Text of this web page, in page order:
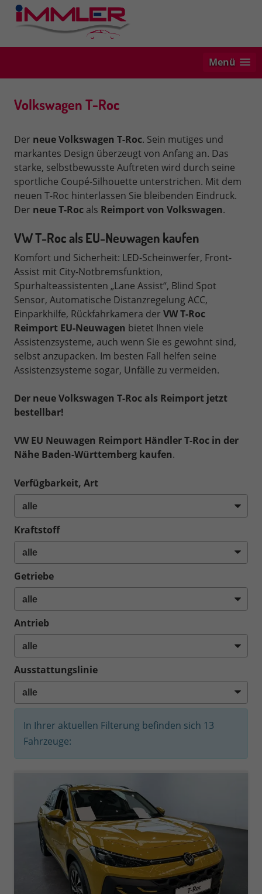
Menü
Volkswagen T-Roc
Der neue Volkswagen T-Roc. Sein mutiges und
markantes Design überzeugt von Anfang an. Das
starke, selbstbewusste Auftreten wird durch seine
sportliche Coupé-Silhouette unterstrichen. Mit dem
neuen T-Roc hinterlassen Sie bleibenden Eindruck.
Der neueT-Roc als Reimport von Volkswagen.
VW T-Roc als EU-Neuwagen kaufen
Komfort und Sicherheit: LED-Scheinwerfer, Front-
Assist mit City-Notbremsfunktion,
Spurhalteassistenten „Lane Assist“, Blind Spot
Sensor, Automatische Distanzregelung ACC,
Einparkhilfe, Rückfahrkamera der VW T-Roc
Reimport EU-Neuwagen bietet Ihnen viele
Assistenzsysteme, auch wenn Sie es gewohnt sind,
selbst anzupacken. Im besten Fall helfen seine
Assistenzsysteme sogar, Unfälle zu vermeiden.
Der neue Volkswagen T-Roc als Reimport jetzt
bestellbar!
VW EU Neuwagen Reimport Händler T-Roc in der
Nähe Baden-Württemberg kaufen.
Verfügbarkeit, Art
Kraftstoff
Getriebe
Antrieb
Ausstattungslinie
In Ihrer aktuellen Filterung befinden sich 13
Fahrzeuge: